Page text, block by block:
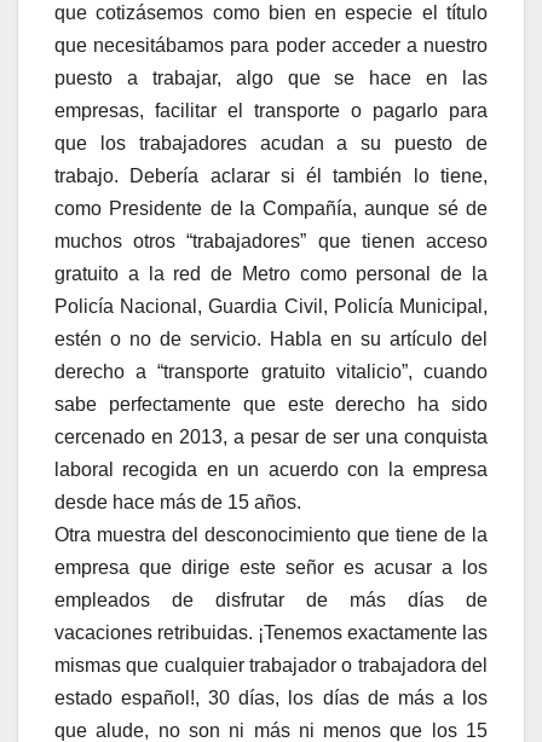
que cotizásemos como bien en especie el título
que necesitábamos para poder acceder a nuestro
puesto a trabajar, algo que se hace en las
empresas, facilitar el transporte o pagarlo para
que los trabajadores acudan a su puesto de
trabajo. Debería aclarar si él también lo tiene,
como Presidente de la Compañía, aunque sé de
muchos otros “trabajadores” que tienen acceso
gratuito a la red de Metro como personal de la
Policía Nacional, Guardia Civil, Policía Municipal,
estén o no de servicio. Habla en su artículo del
derecho a “transporte gratuito vitalicio”, cuando
sabe perfectamente que este derecho ha sido
cercenado en 2013, a pesar de ser una conquista
laboral recogida en un acuerdo con la empresa
desde hace más de 15 años.
Otra muestra del desconocimiento que tiene de la
empresa que dirige este señor es acusar a los
empleados de disfrutar de más días de
vacaciones retribuidas. ¡Tenemos exactamente las
mismas que cualquier trabajador o trabajadora del
estado español!, 30 días, los días de más a los
que alude, no son ni más ni menos que los 15